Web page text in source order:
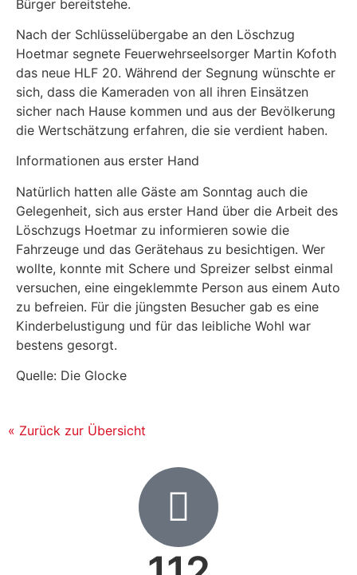
Bürger bereitstehe.
Nach der Schlüsselübergabe an den Löschzug
Hoetmar segnete Feuerwehrseelsorger Martin Kofoth
das neue HLF 20. Während der Segnung wünschte er
sich, dass die Kameraden von all ihren Einsätzen
sicher nach Hause kommen und aus der Bevölkerung
die Wertschätzung erfahren, die sie verdient haben.
Informationen aus erster Hand
Natürlich hatten alle Gäste am Sonntag auch die
Gelegenheit, sich aus erster Hand über die Arbeit des
Löschzugs Hoetmar zu informieren sowie die
Fahrzeuge und das Gerätehaus zu besichtigen. Wer
wollte, konnte mit Schere und Spreizer selbst einmal
versuchen, eine eingeklemmte Person aus einem Auto
zu befreien. Für die jüngsten Besucher gab es eine
Kinderbelustigung und für das leibliche Wohl war
bestens gesorgt.
Quelle: Die Glocke
« Zurück zur Übersicht